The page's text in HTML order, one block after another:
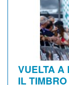
VUELTA A
IL